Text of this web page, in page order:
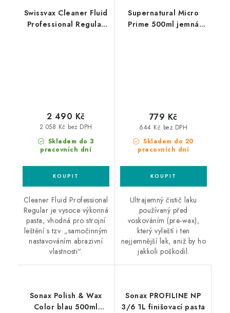
Swissvax Cleaner Fluid
Professional Regular
Skladem do 3
pracovních dní
2 058 Kč bez DPH
2 490 Kč
Cleaner Fluid Professional
Regular je vysoce výkonná
pasta, vhodná pro strojní
leštění s tzv. „samočinným
nastavováním abrazivní
vlastnosti“.
Supernatural Micro
Prime 500ml jemná
Skladem do 20
pracovních dní
644 Kč bez DPH
779 Kč
Ultrajemný čistič laku
používaný před
voskováním (pre-wax),
který vyleští i ten
nejjemnější lak, aniž by ho
jakkoli poškodil.
Sonax Polish & Wax
Color blau 500ml
Sonax PROFILINE NP
3/6 1L finišovací pasta